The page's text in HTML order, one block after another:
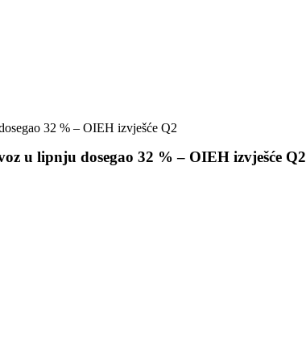
32 % – OIEH izvješće Q2
u lipnju dosegao 32 % – OIEH izvješće Q2